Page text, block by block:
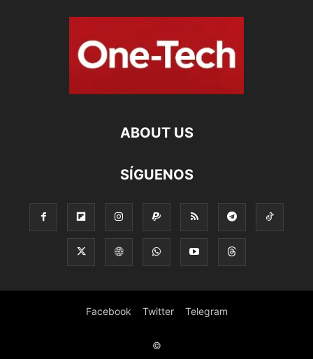
ABOUT US
SÍGUENOS
Facebook Twitter Telegram
©